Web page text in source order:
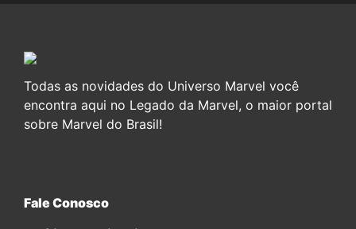
Todas as novidades do Universo Marvel você
encontra aqui no Legado da Marvel, o maior portal
sobre Marvel do Brasil!
Fale Conosco